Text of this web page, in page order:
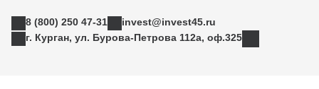
Поддержка экспорта
Фотогалерея
Медиа
8 (800) 250 47-31
invest@invest45.ru
г. Курган, ул. Бурова-Петрова 112а, оф.325